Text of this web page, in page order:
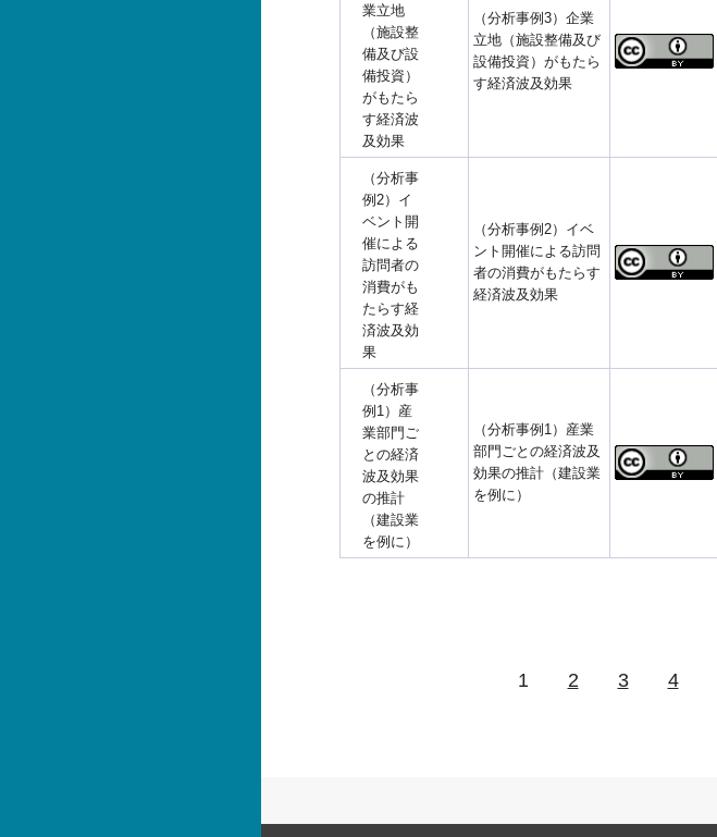
業立地
（施設整
備及び設
備投資）
がもたら
す経済波
及効果
（分析事例3）企業
立地（施設整備及び
設備投資）がもたら
す経済波及効果
（分析事
例2）イ
ベント開
催による
訪問者の
消費がも
たらす経
済波及効
果
（分析事例2）イベ
ント開催による訪問
者の消費がもたらす
経済波及効果
（分析事
例1）産
業部門ご
との経済
波及効果
の推計
（建設業
を例に）
（分析事例1）産業
部門ごとの経済波及
効果の推計（建設業
を例に）
1 2 3 4